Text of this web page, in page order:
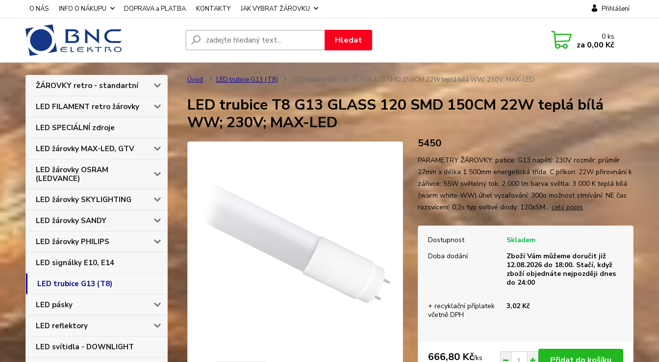
O NÁS INFO O NÁKUPU DOPRAVA a PLATBA KONTAKTY JAK VYBRAT ŽÁROVKU Přihlášení
Hledat 0ks
za 0,00 Kč
ŽÁROVKY retro - standartní
LED FILAMENT retro žárovky
LED SPECIÁLNÍ zdroje
LED žárovky MAX-LED, GTV
LED žárovky OSRAM
(LEDVANCE)
LED žárovky SKYLIGHTING
LED žárovky SANDY
LED žárovky PHILIPS
LED signálky E10, E14
LED trubice G13 (T8)
LED pásky
LED reflektory
LED svítidla - DOWNLIGHT
Úvod LED trubice G13 (T8) LED trubice T8 G13 GLASS 120 SMD 150CM 22W teplá bílá WW; 230V; MAX-LED
LED trubice T8 G13 GLASS 120 SMD 150CM 22W teplá bílá
WW; 230V; MAX-LED
5450
PARAMETRY ŽÁROVKY: patice: G13 napětí: 230V rozměr: průměr
27mm x délka 1 500mm energetická třída: C příkon: 22W přirovnání k
zářivce: 55W světelný tok: 2 000 lm barva světla: 3 000 K teplá bílá
(warm white-WW) úhel vyzařování: 300o možnost stmívání: NE čas
rozsvícení: 0,2s typ svítivé diody: 120xSM... celý popis
Dostupnost
Skladem
Doba dodání
Zboží Vám můžeme doručit již
12.08.2026 do 18:00. Stačí, když
zboží objednáte nejpozději dnes
do 24:00
+ recyklační příplatek
včetně DPH
3,02 Kč
666,80 Kč/ks